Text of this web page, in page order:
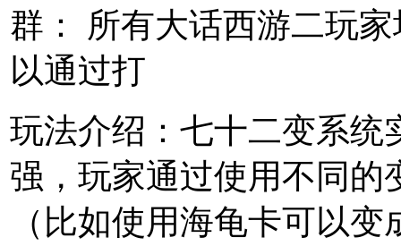
群： 所有大话西游二玩
以通过打
玩法介绍： 七十二变系统
强，玩家通过使用不同的
（比如使用海龟卡可以